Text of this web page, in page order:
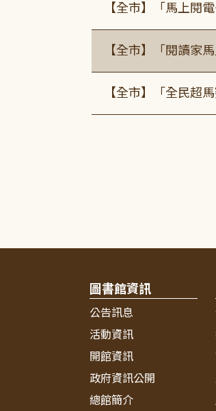
【全市】「馬上閱
【全市】「閱讀家
【全市】「全民超
圖書館資訊
公告訊息
活動資訊
開館資訊
政府資訊公開
總館簡介